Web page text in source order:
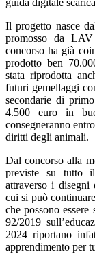
guida digitale
Il progetto nasce
promosso da
concorso ha già
prodotto ben
stata riprodotta
futuri gemellaggi
secondarie di
4.500 euro in
consegneranno
diritti degli animali.
Dal concorso alla
previste su tutto
attraverso i disegni
cui si può
che possono
92/2019
2024 riportano
apprendimento per